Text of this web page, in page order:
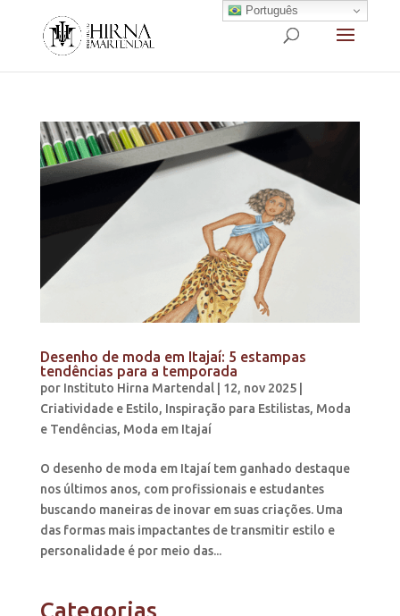
Desenho de moda em Itajaí: 5 estampas
tendências para a temporada
por Instituto Hirna Martendal| 12, nov 2025|
Criatividade e Estilo, Inspiração para Estilistas, Moda
e Tendências, Moda em Itajaí
O desenho de moda em Itajaí tem ganhado destaque
nos últimos anos, com profissionais e estudantes
buscando maneiras de inovar em suas criações. Uma
das formas mais impactantes de transmitir estilo e
personalidade é por meio das...
Categorias
Português